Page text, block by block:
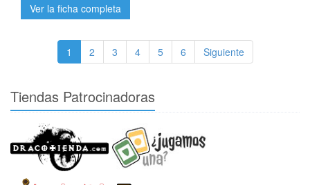
Ver la ficha completa
1 2 3 4 5 6 Siguiente
Tiendas Patrocinadoras